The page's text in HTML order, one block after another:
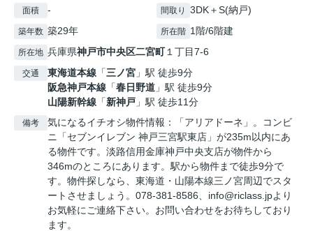
面積 - 間取り 3DK＋S(納戸)
築年数 築29年 所在階 1階/6階建
所在地 兵庫県神戸市中央区二宮町１丁目7-6
交通 東海道本線 「三ノ宮 」駅 徒歩9分
阪急神戸本線 「春日野道 」駅 徒歩9分
山陽新幹線 「新神戸 」駅 徒歩11分
備考
気になるイチオシ物件情報：「アリアドーネ」。コンビ
ニ「セブンイレブン 神戸三宮駅東店」が235m以内にあ
る物件です。淡路信用金庫神戸中央支店が物件から
346mのところにあります。駅から物件まで徒歩9分で
す。物件探しなら、東海道・山陽本線三ノ宮周辺でスタ
ートさせましょう。078-381-8586、info@riclass.jpより
お気軽にご連絡下さい。お問い合わせをお待ちしており
ます。